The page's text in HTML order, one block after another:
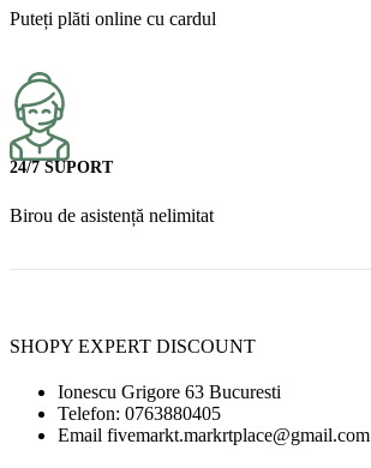
Puteți plăti online cu cardul
24/7 SUPORT
Birou de asistență nelimitat
SHOPY EXPERT DISCOUNT
Ionescu Grigore 63 Bucuresti
Telefon: 0763880405
Email fivemarkt.markrtplace@gmail.com